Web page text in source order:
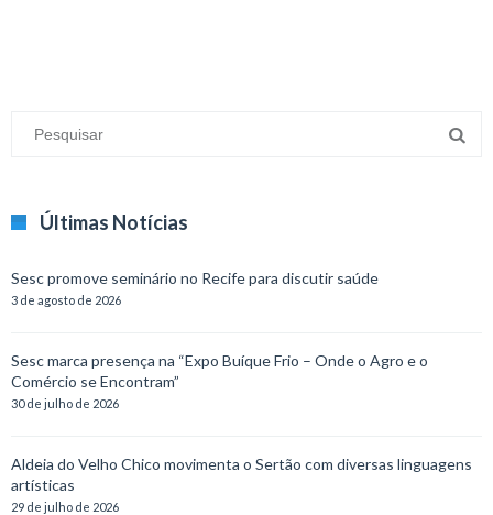
Últimas Notícias
Sesc promove seminário no Recife para discutir saúde
3 de agosto de 2026
Sesc marca presença na “Expo Buíque Frio – Onde o Agro e o
Comércio se Encontram”
30 de julho de 2026
Aldeia do Velho Chico movimenta o Sertão com diversas linguagens
artísticas
29 de julho de 2026